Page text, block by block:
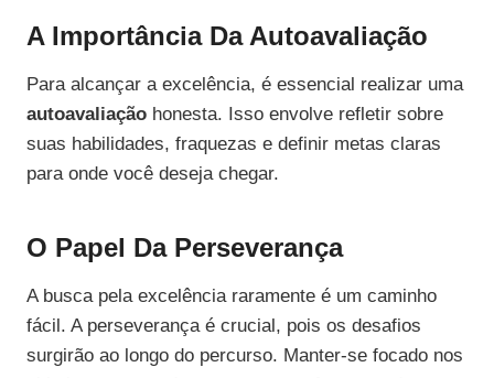
A Importância Da Autoavaliação
Para alcançar a excelência, é essencial realizar uma
autoavaliação honesta. Isso envolve refletir sobre
suas habilidades, fraquezas e definir metas claras
para onde você deseja chegar.
O Papel Da Perseverança
A busca pela excelência raramente é um caminho
fácil. A perseverança é crucial, pois os desafios
surgirão ao longo do percurso. Manter-se focado nos